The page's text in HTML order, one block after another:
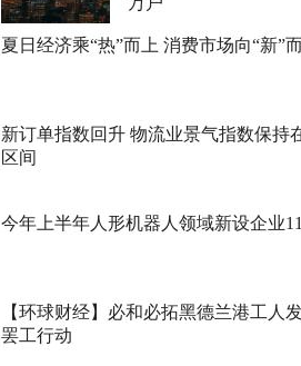
夏日经济乘“热”而上 消费市场向“新”
新订单指数回升 物流业景气指数保持
区间
今年上半年人形机器人领域新设企业
【环球财经】必和必拓黑德兰港工人
罢工行动